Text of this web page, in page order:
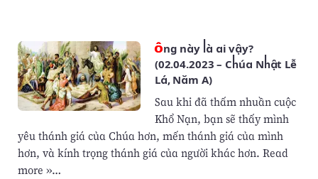
Ông này là ai vậy?
(02.04.2023 – Chúa Nhật Lễ
Lá, Năm A)
Sau khi đã thấm nhuần cuộc
Khổ Nạn, bạn sẽ thấy mình
yêu thánh giá của Chúa hơn, mến thánh giá của mình
hơn, và kính trọng thánh giá của người khác hơn. Read
more »…